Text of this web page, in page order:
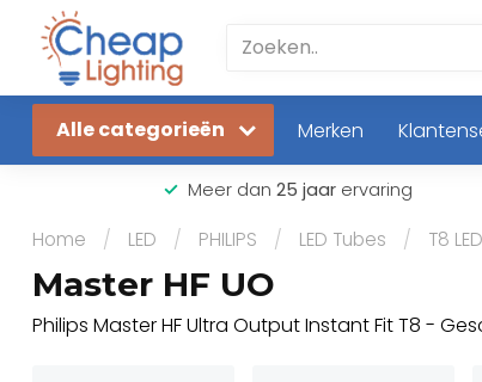
Alle categorieën Merken
Meer dan 25 jaar ervaring
Home / LED / PHILIPS / LED Tubes / T8 LED
Master HF UO
Philips Master HF Ultra Output Instant Fit T8 -